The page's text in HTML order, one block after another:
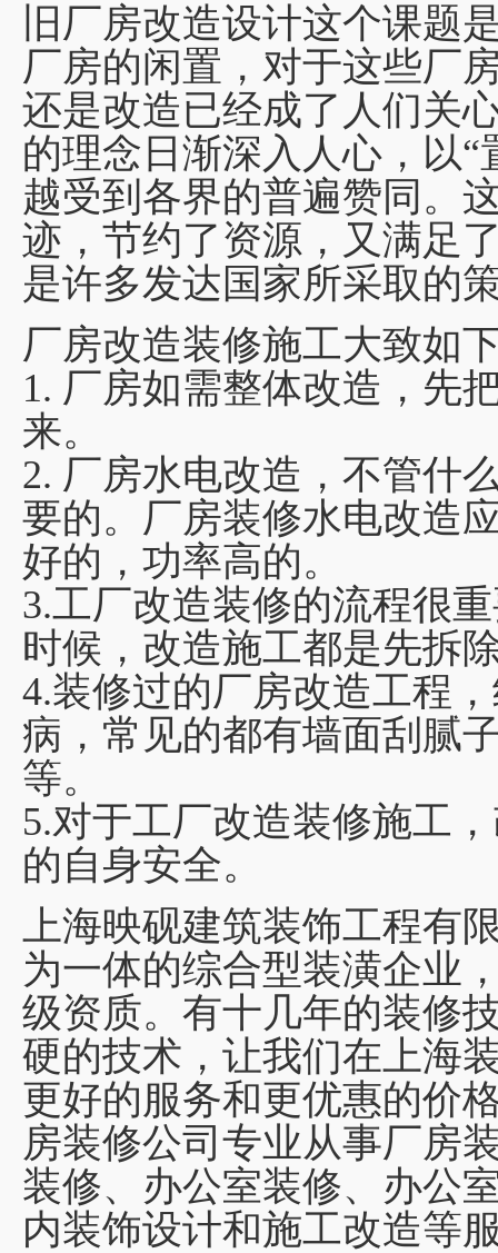
旧厂房改造设计这个课题
厂房的闲置，对于这些厂
还是改造已经成了人们关
的理念日渐深入人心，以
越受到各界的普遍赞同。
迹，节约了资源，又满足
是许多发达国家所采取的
厂房改造装修施工大致如
1. 厂房如需整体改造，先
来。
2. 厂房水电改造，不管什
要的。厂房装修水电改造
好的，功率高的。
3.工厂改造装修的流程很
时候，改造施工都是先拆
4.装修过的厂房改造工程
病，常见的都有墙面刮腻
等。
5.对于工厂改造装修施工
的自身安全。
上海映砚建筑装饰工程有
为一体的综合型装潢企业
级资质。有十几年的装修
硬的技术，让我们在上海
更好的服务和更优惠的价
房装修公司专业从事厂房
装修、办公室装修、办公
内装饰设计和施工改造等